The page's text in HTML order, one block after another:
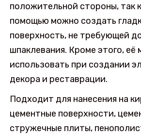
положительной стороны, так
помощью можно создать
поверхность, не требующей
шпаклевания. Кроме этого, её
использовать при создании
декора и реставрации.
Подходит для нанесения на
цементные поверхности,
стружечные плиты,